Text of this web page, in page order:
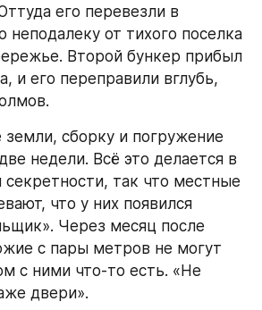
его перевезли в
неподалеку от тихого поселка
Второй бункер прибыл
и его переправили вглубь,
сборку и погружение
недели. Всё это делается в
так что местные
что у них появился
Через месяц после
с пары метров не могут
с ними что-то есть. «Не
двери».